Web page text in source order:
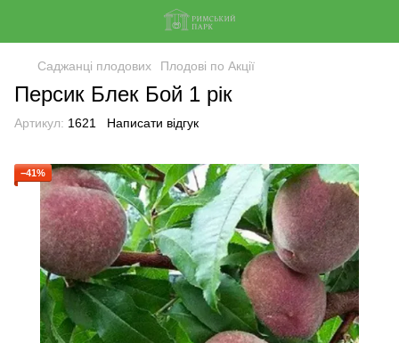
Саджанці плодових Плодові по Акції
Персик Блек Бой 1 рік
Артикул: 1621 Написати відгук
−41%